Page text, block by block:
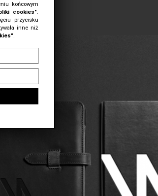
końcowym
cookies"
przycisku
inne niż